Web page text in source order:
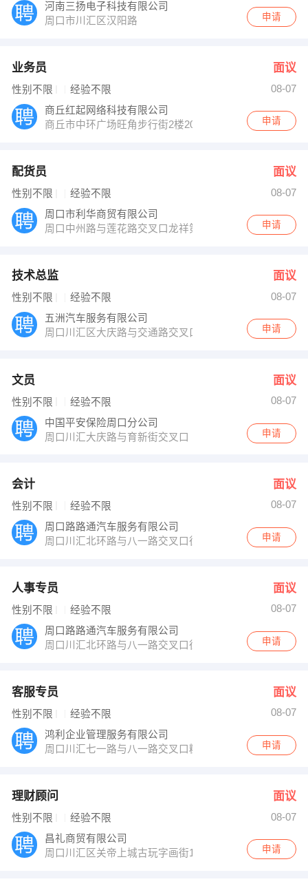
河南三扬电子科技有限公司
周口市川汇区汉阳路
申请
业务员 面议
性别不限 经验不限
08-07
商丘红起网络科技有限公司
商丘市中环广场旺角步行街2楼20号
申请
配货员 面议
性别不限 经验不限
08-07
周口市利华商贸有限公司
周口中州路与莲花路交叉口龙祥第小区1号楼402申请
技术总监 面议
性别不限 经验不限
08-07
五洲汽车服务有限公司
周口川汇区大庆路与交通路交叉口东1000米路北申请
文员 面议
性别不限 经验不限
08-07
中国平安保险周口分公司
周口川汇大庆路与育新街交叉口
申请
会计 面议
性别不限 经验不限
08-07
周口路路通汽车服务有限公司
周口川汇北环路与八一路交叉口往西200米路南
申请
人事专员 面议
性别不限 经验不限
08-07
周口路路通汽车服务有限公司
周口川汇北环路与八一路交叉口往西200米路南
申请
客服专员 面议
性别不限 经验不限
08-07
鸿利企业管理服务有限公司
周口川汇七一路与八一路交叉口糖果KTV楼上6楼申请
理财顾问 面议
性别不限 经验不限
08-07
昌礼商贸有限公司
周口川汇区关帝上城古玩字画街17号
申请